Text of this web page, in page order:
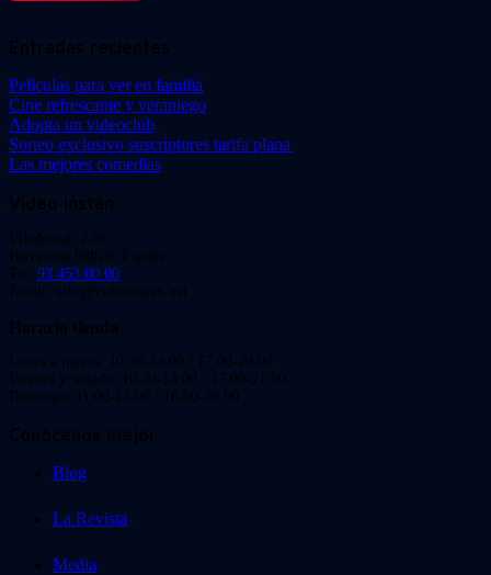
Entradas recientes
Películas para ver en familia
Cine refrescante y veraniego
Adopta un videoclub
Sorteo exclusivo suscriptores tarifa plana
Las mejores comedias
Video Instan
Viladomat, 239
Barcelona 08029. España.
Tel: 93 453 00 00
Email: info@videoinstan.net
Horario tienda
Lunes a jueves: 10:30-14:00 / 17:00-20:00
Viernes y sábado: 10:30-14:00 / 17:00-21:00
Domingo: 11:00-15:00 / 16:00-20:00
Conócenos mejor
Blog
La Revista
Media